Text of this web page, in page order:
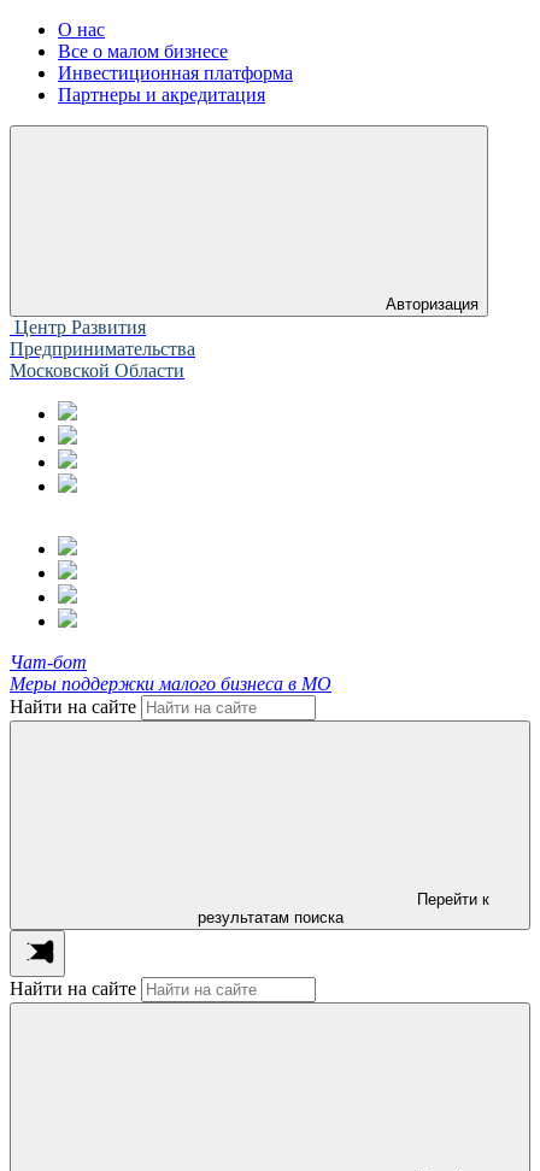
О нас
Все о малом бизнесе
Инвестиционная платформа
Партнеры и акредитация
Авторизация
Центр Развития
Предпринимательства
Московской Области
Чат-бот
Меры поддержки малого бизнеса в МО
Найти на сайте
Перейти к
результатам поиска
Найти на сайте